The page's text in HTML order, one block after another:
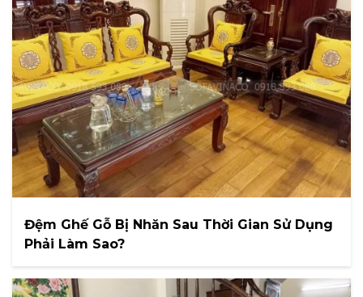
Đệm Ghế Gỗ Bị Nhăn Sau Thời Gian Sử Dụng
Phải Làm Sao?